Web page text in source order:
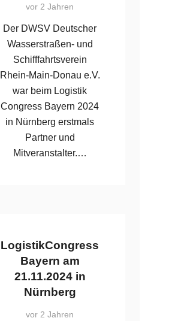
vor 2 Jahren
Der DWSV Deutscher
Wasserstraßen- und
Schifffahrtsverein
Rhein-Main-Donau e.V.
war beim Logistik
Congress Bayern 2024
in Nürnberg erstmals
Partner und
Mitveranstalter.…
LogistikCongress
Bayern am
21.11.2024 in
Nürnberg
vor 2 Jahren